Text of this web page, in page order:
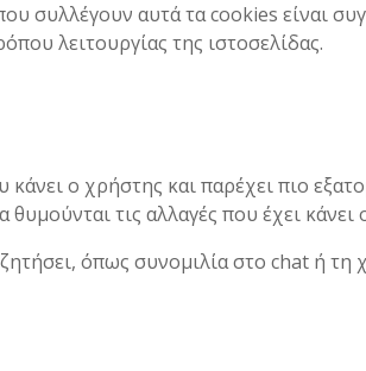
συλλέγουν αυτά τα cookies είναι
λειτουργίας της ιστοσελίδας.
ο χρήστης και παρέχει πιο
τις αλλαγές που έχει
όπως συνομιλία στο chat ή